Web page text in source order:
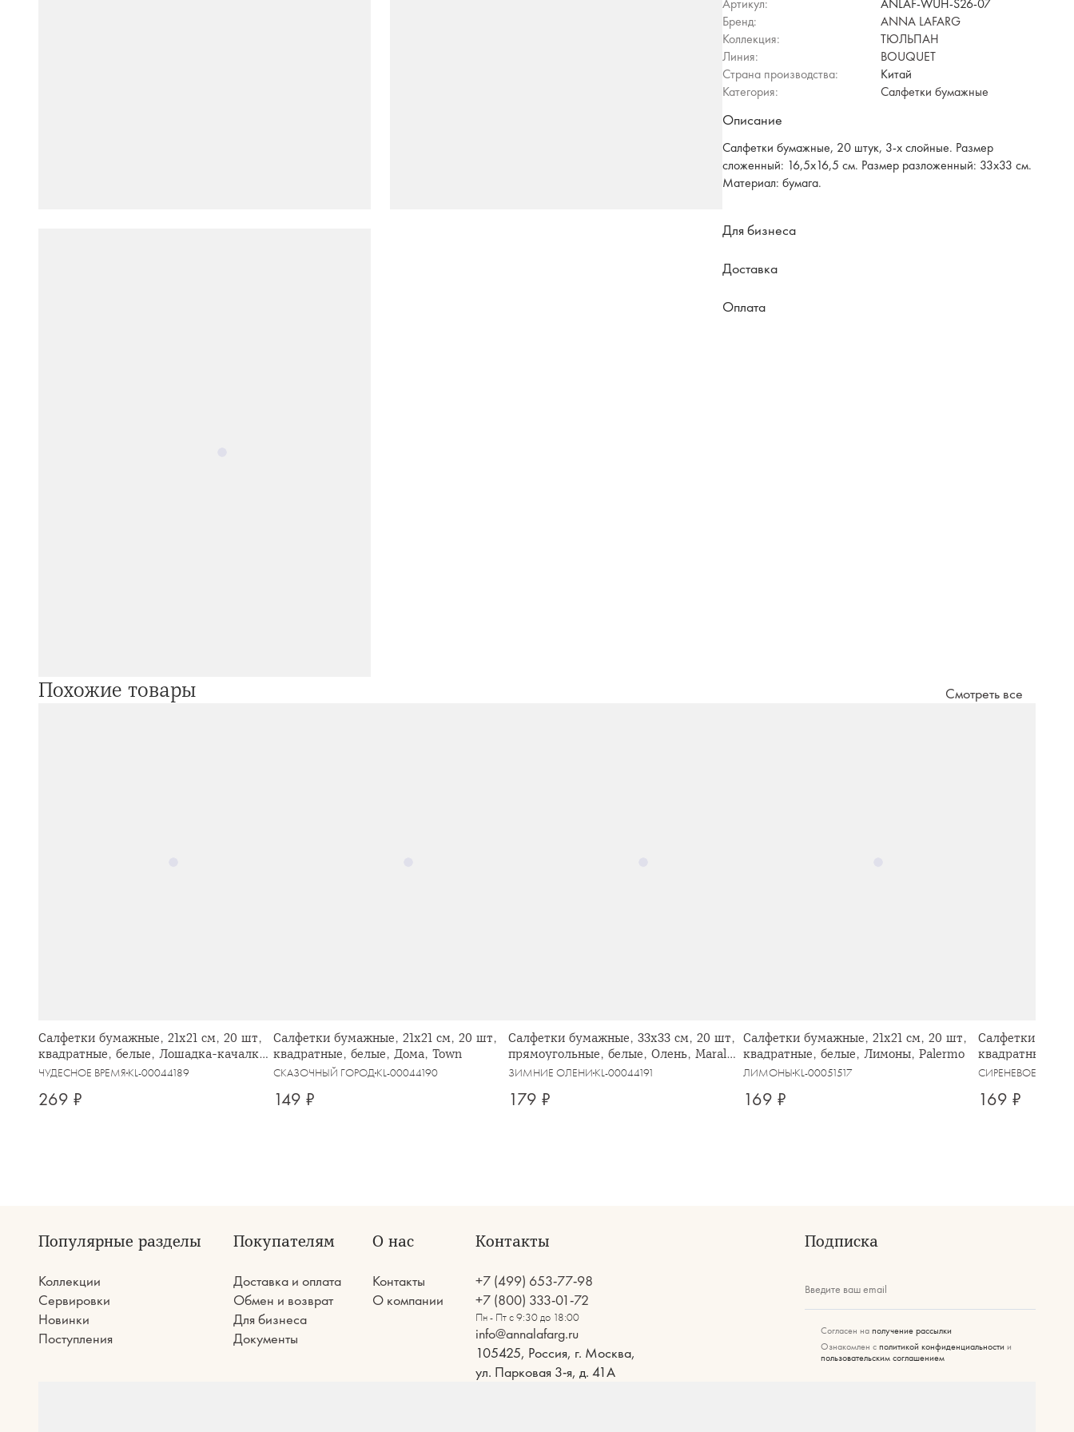
Артикул:
ANLAF-WUH-S26-07
Бренд:
ANNA LAFARG
Коллекция:
ТЮЛЬПАН
Линия:
BOUQUET
Страна производства:
Китай
Категория:
Салфетки бумажные
Описание
Салфетки бумажные, 20 штук, 3-х слойные. Размер
сложенный: 16,5х16,5 см. Размер разложенный: 33х33 см.
Материал: бумага.
Для бизнеса
Доставка
Оплата
Похожие товары Смотреть все
Салфетки бумажные, 21х21 см, 20 шт,
квадратные, белые, Лошадка-качалка,
Miracle
ЧУДЕСНОЕ ВРЕМЯ KL-00044189
269 ₽
Салфетки бумажные, 21х21 см, 20 шт,
квадратные, белые, Дома, Town
СКАЗОЧНЫЙ ГОРОДKL-00044190
149 ₽
Салфетки бумажные, 33х33 см, 20 шт,
прямоугольные, белые, Олень, Maral
grey
ЗИМНИЕ ОЛЕНИ KL-00044191
179 ₽
Салфетки бумажные, 21х21 см, 20 шт,
квадратные, белые, Лимоны, Palermo
ЛИМОНЫ KL-00051517
169 ₽
Салфетки
квадратные,
Meadow
СИРЕНЕВОЕ УТРО
169 ₽
Популярные разделы
Коллекции
Сервировки
Новинки
Поступления
Покупателям
Доставка и оплата
Обмен и возврат
Для бизнеса
Документы
О нас
Контакты
О компании
Контакты
+7 (499) 653-77-98
+7 (800) 333-01-72
Пн - Пт с 9:30 до 18:00
info@annalafarg.ru
105425, Россия, г. Москва,
ул. Парковая 3-я, д. 41А
Подписка
Введите ваш email
Согласен на получение рассылки
Ознакомлен с политикой конфиденциальности и
пользовательским соглашением